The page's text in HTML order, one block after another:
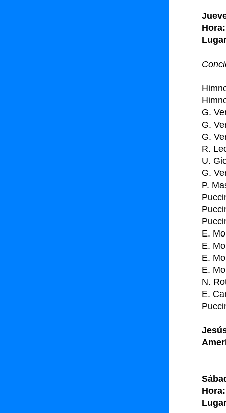
G.
G.
G.
R.
U.
G.
P.
E.
E.
E.
E.
N.
E.